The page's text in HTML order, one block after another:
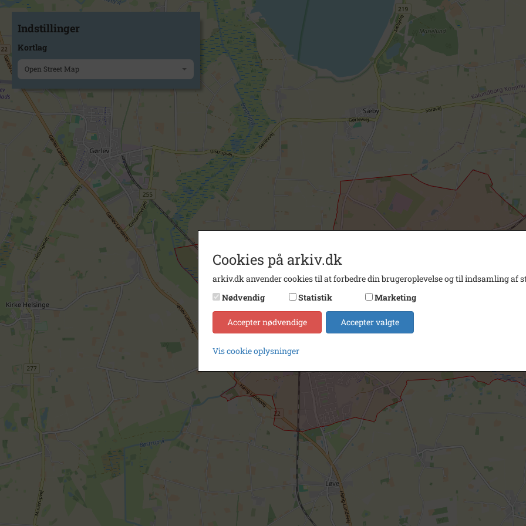
Indstillinger
Kortlag
Open Street Map
Cookies på arkiv.dk
arkiv.dk anvender cookies til at forbedre din brugeroplevelse og til indsamling af
Nødvendig
Statistik Marketing
Accepter nødvendige Accepter valgte
Vis cookie oplysninger